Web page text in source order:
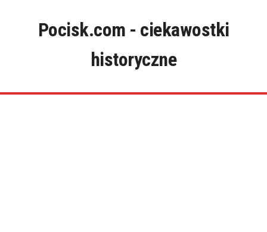
Pocisk.com - ciekawostki
historyczne